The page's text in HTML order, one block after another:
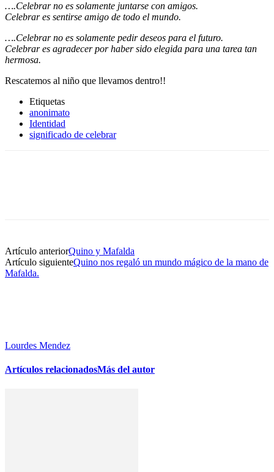
….Celebrar no es solamente juntarse con amigos.
Celebrar es sentirse amigo de todo el mundo.
….Celebrar no es solamente pedir deseos para el futuro.
Celebrar es agradecer por haber sido elegida para una tarea tan
hermosa.
Rescatemos al niño que llevamos dentro!!
Etiquetas
anonimato
Identidad
significado de celebrar
Artículo anteriorQuino y Mafalda
Artículo siguienteQuino nos regaló un mundo mágico de la mano de
Mafalda.
Lourdes Mendez
Artículos relacionadosMás del autor